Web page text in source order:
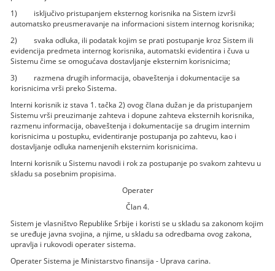
1) isključivo pristupanjem eksternog korisnika na Sistem izvrši
automatsko preusmeravanje na informacioni sistem internog korisnika;
2) svaka odluka, ili podatak kojim se prati postupanje kroz Sistem ili
evidencija predmeta internog korisnika, automatski evidentira i čuva u
Sistemu čime se omogućava dostavljanje eksternim korisnicima;
3) razmena drugih informacija, obaveštenja i dokumentacije sa
korisnicima vrši preko Sistema.
Interni korisnik iz stava 1. tačka 2) ovog člana dužan je da pristupanjem
Sistemu vrši preuzimanje zahteva i dopune zahteva eksternih korisnika,
razmenu informacija, obaveštenja i dokumentacije sa drugim internim
korisnicima u postupku, evidentiranje postupanja po zahtevu, kao i
dostavljanje odluka namenjenih eksternim korisnicima.
Interni korisnik u Sistemu navodi i rok za postupanje po svakom zahtevu u
skladu sa posebnim propisima.
Operater
Član 4.
Sistem je vlasništvo Republike Srbije i koristi se u skladu sa zakonom kojim
se uređuje javna svojina, a njime, u skladu sa odredbama ovog zakona,
upravlja i rukovodi operater sistema.
Operater Sistema je Ministarstvo finansija - Uprava carina.